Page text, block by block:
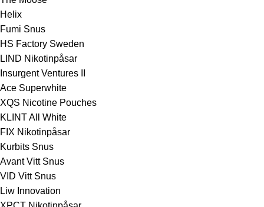
Helix
Fumi Snus
HS Factory Sweden
LIND Nikotinpåsar
Insurgent Ventures II
Ace Superwhite
XQS Nicotine Pouches
KLINT All White
FIX Nikotinpåsar
Kurbits Snus
Avant Vitt Snus
VID Vitt Snus
Liw Innovation